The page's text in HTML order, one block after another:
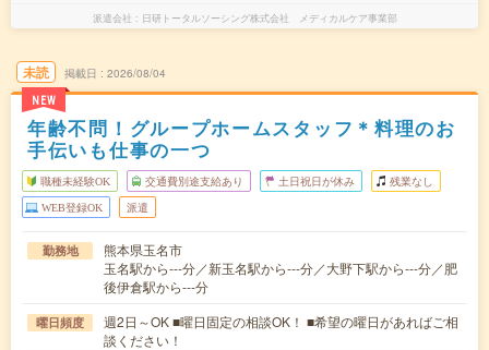
派遣会社 日研トータルソーシング株式会社 メディカルケア事業部
未読
NEW
掲載日 2026/08/04
年齢不問！グループホームスタッフ＊料理のお
手伝いも仕事の一つ
職種未経験OK 交通費別途支給あり 土日祝日が休み 残業なし
WEB登録OK 派遣
勤務地
熊本県玉名市
玉名駅から---分／新玉名駅から---分／大野下駅から---分／肥
後伊倉駅から---分
曜日頻度
週2日～OK ■曜日固定の相談OK！ ■希望の曜日があればご相
談ください！